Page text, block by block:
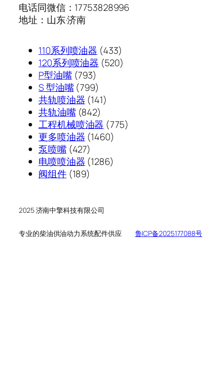
电话同微信：17753828996
地址：山东·济南
110系列喷油器 433433
个
120系列喷油器 520520
P型油嘴 793793
个
产
品
S 型油嘴 799799
个
产
品
共轨喷油器 141141
产
品
共轨油嘴 842842
个
产
工程机械喷油器 775775
更多喷油器 14601460
产
泵喷嘴 427427
个
产
电喷喷油器 12861286
阀组件 189189
品
2025 济南中擎科技有限公司
专业的柴油供油动力系统配件供应 鲁ICP备2025177088号